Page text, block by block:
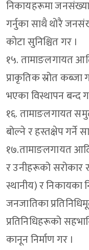
निकायहरूमा
गर्नुका साथै थोरै
कोटा सुनिश्चित गर ।
१५. तामाङलगायत
प्राकृतिक स्रोत
भएका विस्थापन बन्द
१६. तामाङलगायत
बोल्ने र हस्तक्षेप गर्ने
१७.तामाङलगायत
र उनीहरूको
स्थानीय) र निकायका
जनजातिका
प्रतिनिधिहरूको
कानून निर्माण गर ।